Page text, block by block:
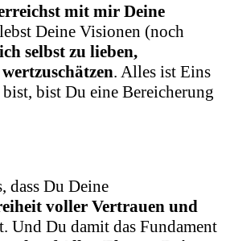
mit mir Deine
Deine Visionen (noch
selbst zu lieben,
. Alles ist Eins
bist Du eine Bereicherung
dass Du Deine
voller Vertrauen und
Und Du damit das Fundament